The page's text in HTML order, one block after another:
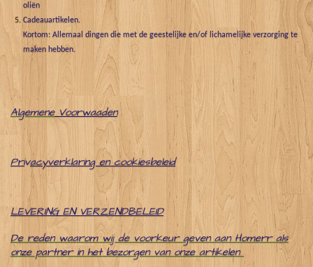
oliën
Cadeauartikelen.
Kortom: Allemaal dingen die met de geestelijke en/of lichamelijke verzorging te
maken hebben.
Algemene Voorwaaden
Privacyverklaring en cookiesbeleid
LEVERING EN VERZENDBELEID
De reden waarom wij de voorkeur geven aan Homerr als
onze partner in het bezorgen van onze artikelen